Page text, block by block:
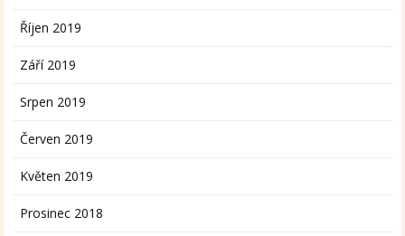
Říjen 2019
Září 2019
Srpen 2019
Červen 2019
Květen 2019
Prosinec 2018